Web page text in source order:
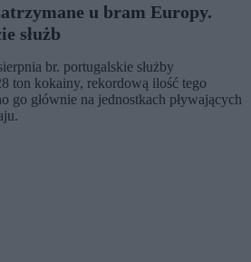
u bram Europy.
służb
br. portugalskie służby
ton kokainy, rekordową ilość tego
go głównie na jednostkach pływających